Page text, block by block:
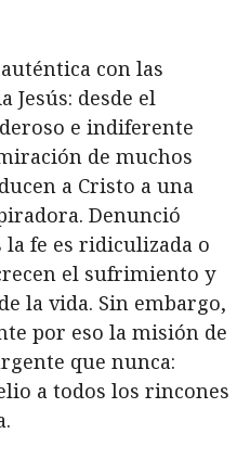
con las
Jesús: desde el
e indiferente
de muchos
a Cristo a una
Denunció
fe es ridiculizada o
el sufrimiento y
la vida. Sin embargo,
por eso la misión de
que nunca:
a todos los rincones